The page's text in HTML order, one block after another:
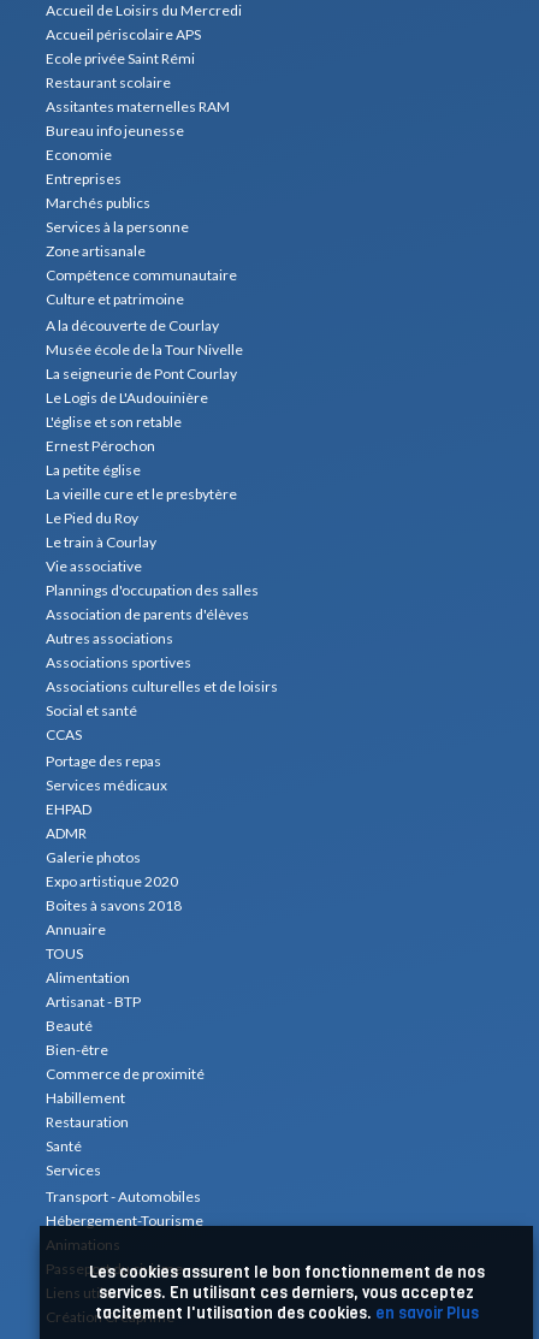
Les cookies assurent le bon fonctionnement de nos
services. En utilisant ces derniers, vous acceptez
tacitement l'utilisation des cookies. en savoir Plus
Accueil de Loisirs du Mercredi
Accueil périscolaire APS
Ecole privée Saint Rémi
Restaurant scolaire
Assitantes maternelles RAM
Bureau info jeunesse
Economie
Entreprises
Marchés publics
Services à la personne
Zone artisanale
Compétence communautaire
Culture et patrimoine
A la découverte de Courlay
Musée école de la Tour Nivelle
La seigneurie de Pont Courlay
Le Logis de L'Audouinière
L'église et son retable
Ernest Pérochon
La petite église
La vieille cure et le presbytère
Le Pied du Roy
Le train à Courlay
Vie associative
Plannings d'occupation des salles
Association de parents d'élèves
Autres associations
Associations sportives
Associations culturelles et de loisirs
Social et santé
CCAS
Portage des repas
Services médicaux
EHPAD
ADMR
Galerie photos
Expo artistique 2020
Boites à savons 2018
Annuaire
TOUS
Alimentation
Artisanat - BTP
Beauté
Bien-être
Commerce de proximité
Habillement
Restauration
Santé
Services
Transport - Automobiles
Hébergement-Tourisme
Animations
Passeport du civisme
Liens utiles
Création Créaprime